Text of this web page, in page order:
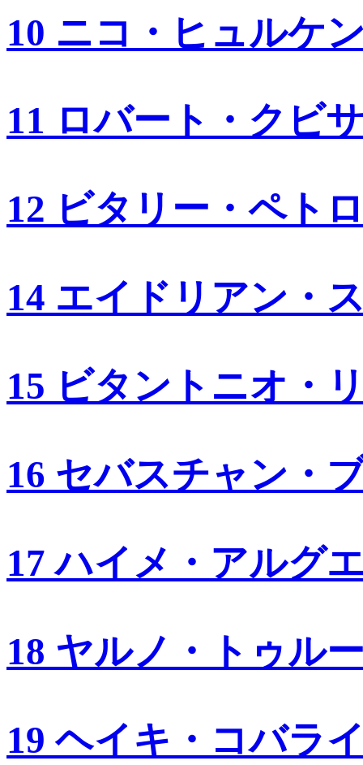
10 ニコ・ヒュルケ
11 ロバート・クビ
12 ビタリー・ペト
14 エイドリアン・
15 ビタントニオ・
16 セバスチャン・
17 ハイメ・アルグ
18 ヤルノ・トゥル
19 ヘイキ・コバラ